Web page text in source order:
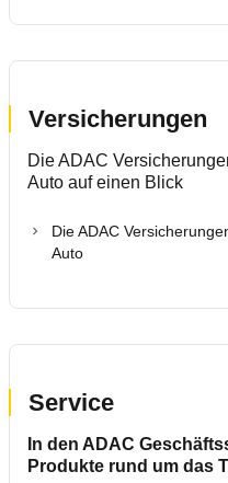
Versicherungen
Die ADAC
Auto auf einen Blick
Die ADAC
Auto
Service
In den ADAC
Produkte rund um das